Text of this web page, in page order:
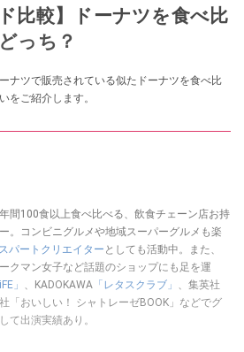
比較】ドーナツを食べ比
っち？
ナツで販売されている似たドーナツを食べ比
をご紹介します。
間100食以上食べ比べる、飲食チェーン店お持
。コンビニグルメや地域スーパーグルメも楽
パートクリエイター としても活動中。また、
クマン女子など話題のショップにも足を運
」 、KADOKAWA 「レタスクラブ」
、集英社
「おいしい！ シャトレーゼBOOK」などでグ
て出演実績あり。